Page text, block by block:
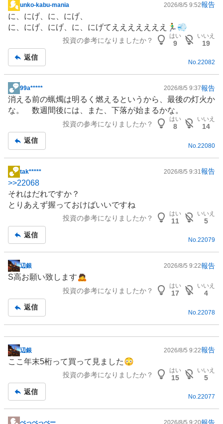
掲
示
板
unko-kabu-mania 2026/8/5 9:52報告
に、にげ、に、にげ、
に、にげ、にげ、に、にげてえええええええ🏃‍♂️💨
投資の参考になりましたか？
はい
9
いいえ
19
返信
No.22082
掲
示
板
99a***** 2026/8/5 9:37報告
消える前の蝋燭は明るく燃えるというから、最後の灯火か
な。 数週間後には、また、下落が始まるかな。
投資の参考になりましたか？
はい
8
いいえ
14
返信
No. 22080
掲
示
板
記
tak***** 2026/8/5 9:31 報告
>>22068
それはだれですか？
とりあえず握っておけばいいですね
投資の参考になりましたか？
はい
11
いいえ
5
返信
No.22079
掲
示
事
辺銀 2026/8/5 9:22報告
S高お願い致します🙇
投資の参考になりましたか？
はい
17
いいえ
4
返信
No. 22078
掲
示
事
辺銀 2026/8/5 9:22報告
ここ年末5桁って買って見ました😳
投資の参考になりましたか？
はい
15
いいえ
5
返信
No.22077
報告